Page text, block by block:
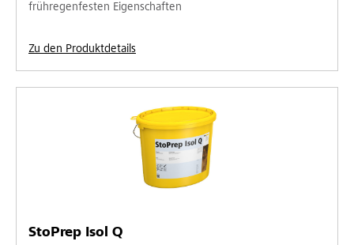
frühregenfesten Eigenschaften
Zu den Produktdetails
StoPrep Isol Q